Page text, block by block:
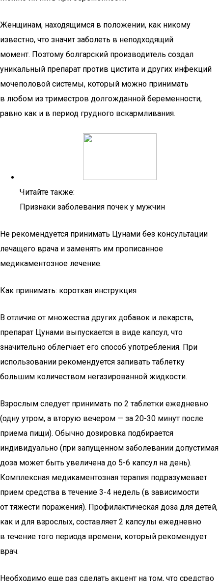
Женщинам, находящимся в положении, как никому
известно, что значит заболеть в неподходящий
момент. Поэтому болгарский производитель создал
уникальный препарат против цистита и других инфекций
мочеполовой системы, который можно принимать
в любом из триместров долгожданной беременности,
равно как и в период грудного вскармливания.
Читайте также:
Признаки заболевания почек у мужчин
Не рекомендуется принимать Цунами без консультации
лечащего врача и заменять им прописанное
медикаментозное лечение.
Как принимать: короткая инструкция
В отличие от множества других добавок и лекарств,
препарат Цунами выпускается в виде капсул, что
значительно облегчает его способ употребления. При
использовании рекомендуется запивать таблетку
большим количеством негазированной жидкости.
Взрослым следует принимать по 2 таблетки ежедневно
(одну утром, а вторую вечером — за 20-30 минут после
приема пищи). Обычно дозировка подбирается
индивидуально (при запущенном заболевании допустимая
доза может быть увеличена до 5-6 капсул на день).
Комплексная медикаментозная терапия подразумевает
прием средства в течение 3-4 недель (в зависимости
от тяжести поражения). Профилактическая доза для детей,
как и для взрослых, составляет 2 капсулы ежедневно
в течение того периода времени, который рекомендует
врач.
Необходимо еще раз сделать акцент на том, что средство